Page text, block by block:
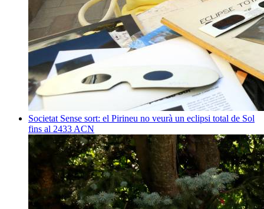
Societat Sense sort: el Pirineu no veurà un eclipsi total de Sol
fins al 2433 ACN